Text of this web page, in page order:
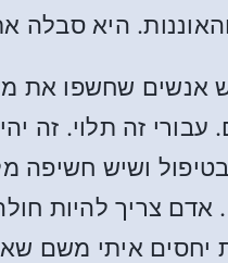
היא סבלה
אנשים שחשפו את
עבורי זה תלוי. זה
בטיפול ושיש חשיפה
אדם צריך להיות
יחסים איתי משם